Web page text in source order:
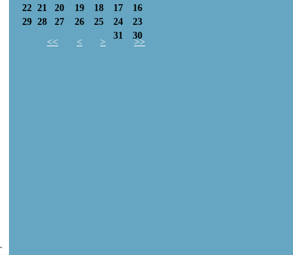
16
17
18
19
20
21
22
23
24
25
26
27
28
29
30
31
<<
<
>
>>